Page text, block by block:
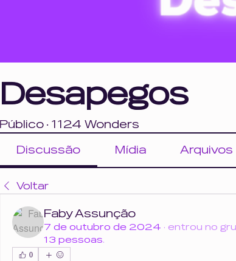
Desapegos
Público · 1124 Wonders
Discussão Mídia Arquivos
Voltar
Faby Assunção
7 de outubro de 2024 · entrou no
13 pessoas.
0